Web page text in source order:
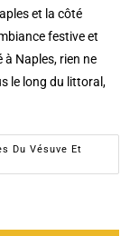
et la côté
festive et
Naples, rien ne
le long du littoral,
Du Vésuve Et